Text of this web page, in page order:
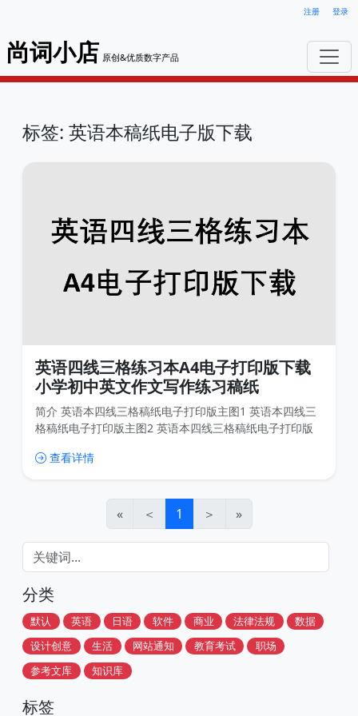
注册 登录
尚词小店 原创&优质数字产品
标签: 英语本稿纸电子版下载
英语四线三格练习本A4电子打印版下载
小学初中英文作文写作练习稿纸
简介 英语本四线三格稿纸电子打印版主图1 英语本四线三
格稿纸电子打印版主图2 英语本四线三格稿纸电子打印版
查看详情
« ＜ 1 ＞ »
分类
默认 英语 日语 软件 商业 法律法规
数据
设计创意
生活 网站通知 教育考试
职场
参考文库
知识库
标签